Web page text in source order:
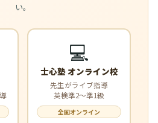
い。
💻
士心塾 オンライン校
先生がライブ指導
英検準2〜準1級
全国オンライン